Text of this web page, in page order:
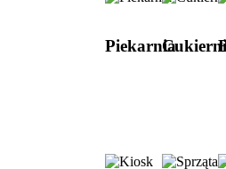
Piekarnia